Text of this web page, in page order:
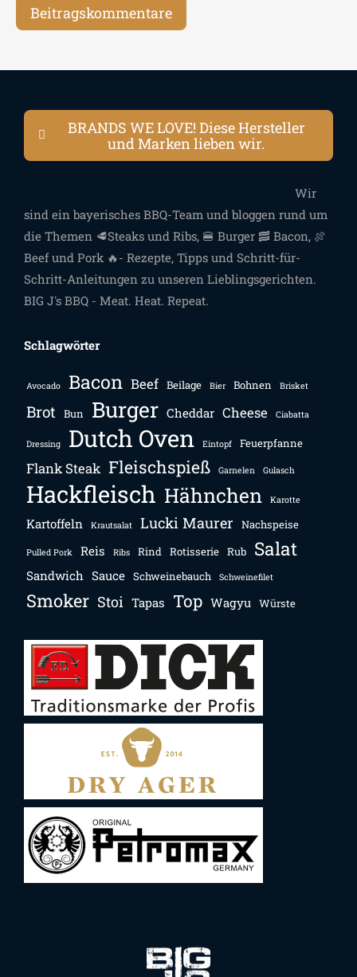
Beitragskommentare
BRANDS WE LOVE! Diese Hersteller
und Marken lieben wir.
Wir
sind ein bayerisches BBQ-Team und bloggen rund um
die Themen 🥩Steaks und Ribs, 🍔 Burger 🥓 Bacon, 🍖
Beef und Pork 🔥- Rezepte, Tipps und Schritt-für-
Schritt-Anleitungen zu unseren Lieblingsgerichten.
BIG J's BBQ - Meat. Heat. Repeat.
Schlagwörter
Avocado Bacon Beef Beilage Bier Bohnen Brisket
Brot Bun Burger Cheddar Cheese Ciabatta
Dressing Dutch Oven Eintopf Feuerpfanne
Flank Steak Fleischspieß Garnelen Gulasch
Hackfleisch Hähnchen Karotte
Kartoffeln Krautsalat Lucki Maurer Nachspeise
Pulled Pork Reis Ribs Rind Rotisserie Rub Salat
Sandwich Sauce Schweinebauch Schweinefilet
Smoker Stoi Tapas Top Wagyu Würste